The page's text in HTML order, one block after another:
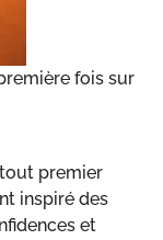
fois sur
premier
inspiré des
et